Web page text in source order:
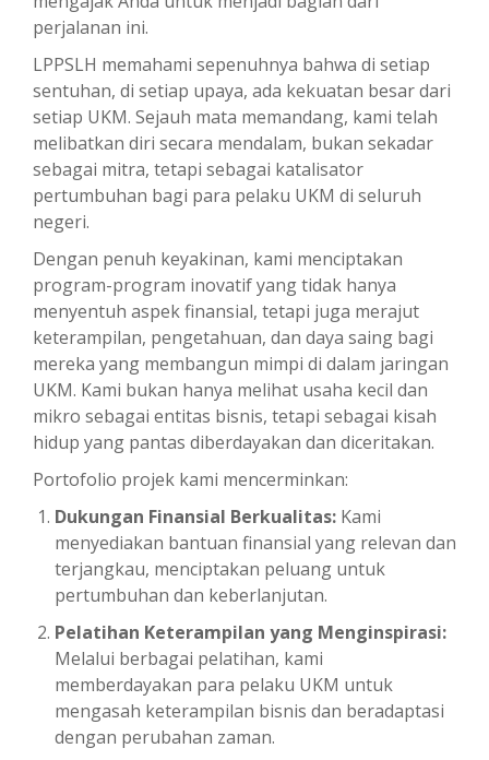
perjalanan ini.
LPPSLH memahami sepenuhnya bahwa di setiap
sentuhan, di setiap upaya, ada kekuatan besar dari
setiap UKM. Sejauh mata memandang, kami telah
melibatkan diri secara mendalam, bukan sekadar
sebagai mitra, tetapi sebagai katalisator
pertumbuhan bagi para pelaku UKM di seluruh
negeri.
Dengan penuh keyakinan, kami menciptakan
program-program inovatif yang tidak hanya
menyentuh aspek finansial, tetapi juga merajut
keterampilan, pengetahuan, dan daya saing bagi
mereka yang membangun mimpi di dalam jaringan
UKM. Kami bukan hanya melihat usaha kecil dan
mikro sebagai entitas bisnis, tetapi sebagai kisah
hidup yang pantas diberdayakan dan diceritakan.
Portofolio projek kami mencerminkan:
Dukungan Finansial Berkualitas: Kami
menyediakan bantuan finansial yang relevan dan
terjangkau, menciptakan peluang untuk
pertumbuhan dan keberlanjutan.
Pelatihan Keterampilan yang Menginspirasi:
Melalui berbagai pelatihan, kami
memberdayakan para pelaku UKM untuk
mengasah keterampilan bisnis dan beradaptasi
dengan perubahan zaman.